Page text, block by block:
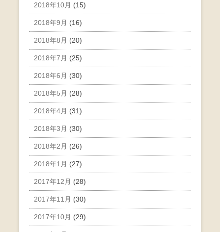
2018年10月 (15)
2018年9月 (16)
2018年8月 (20)
2018年7月 (25)
2018年6月 (30)
2018年5月 (28)
2018年4月 (31)
2018年3月 (30)
2018年2月 (26)
2018年1月 (27)
2017年12月 (28)
2017年11月 (30)
2017年10月 (29)